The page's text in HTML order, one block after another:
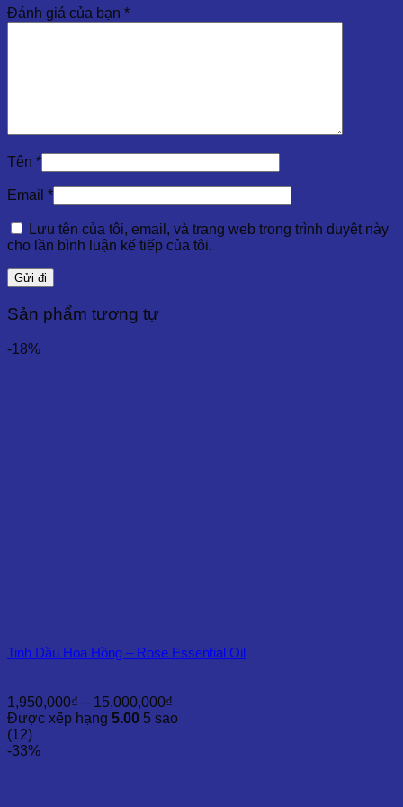
Đánh giá của bạn *
Tên *
Email *
Lưu tên của tôi, email, và trang web trong trình duyệt này
cho lần bình luận kế tiếp của tôi.
Sản phẩm tương tự
-18%
Tinh Dầu Hoa Hồng – Rose Essential Oil
1,950,000₫ – 15,000,000₫
giá:
Được xếp hạng 5.00 5 sao
(12)
-33%